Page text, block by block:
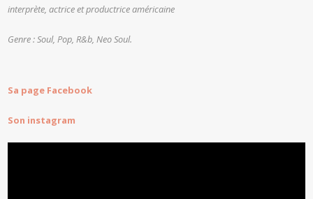
interprète, actrice et productrice américaine
Genre : Soul, Pop, R&b, Neo Soul.
Sa page Facebook
Son instagram